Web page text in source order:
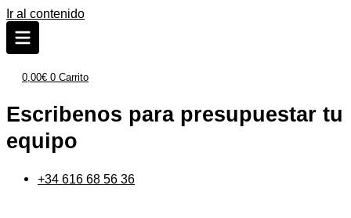
Ir al contenido
0,00€ 0 Carrito
Escribenos para presupuestar tu
equipo
+34 616 68 56 36